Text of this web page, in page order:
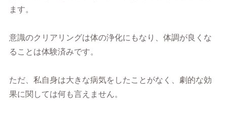
ます。
意識のクリアリングは体の浄化にもなり、体調が良くな
ることは体験済みです。
ただ、私自身は大きな病気をしたことがなく、劇的な効
果に関しては何も言えません。